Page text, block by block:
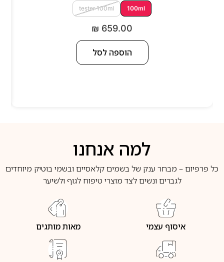
100ml
tester 100ml
₪ 659.00
הוספה לסל
למה אנחנו
כל פרפיום – מבחר ענק של בשמים קלאסיים ובשמי בוטיק מיוחדים
לגברים ונשים לצד מוצרי טיפוח לגוף ולשיער
איסוף עצמי מאות מותגים